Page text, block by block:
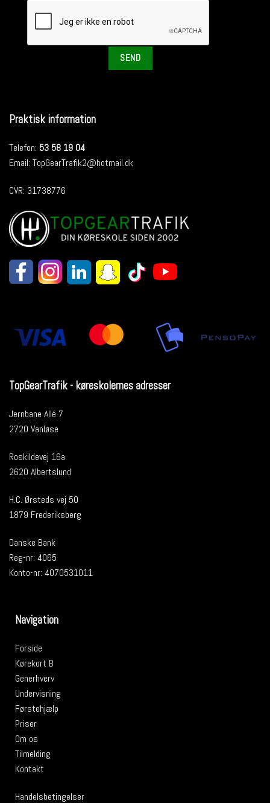
Praktisk information
Telefon: 53 58 19 04
Email: TopGearTrafik2@hotmail.dk
CVR: 31738776
TopGearTrafik - køreskolernes adresser
Jernbane Allé 7
2720 Vanløse
Roskildevej 16a
2620 Albertslund
H.C. Ørsteds vej 50
1879 Frederiksberg
Danske Bank
Reg-nr: 4065
Konto-nr: 4070531011
Navigation
Forside
Kørekort B
Generhverv
Undervisning
Førstehjælp
Priser
Om os
Tilmelding
Kontakt
Handelsbetingelser